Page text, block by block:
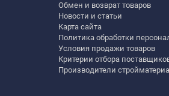
Обмен и возврат товаров
Новости и статьи
Карта сайта
Политика обработки
Условия продажи товаров
Критерии отбора
Производители